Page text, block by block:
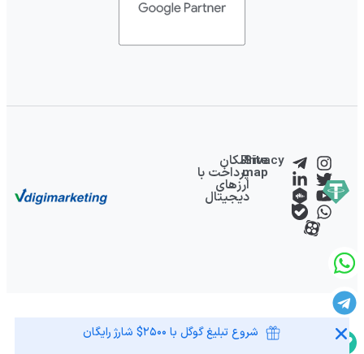
Privacy
.
Site
map
امکان
پرداخت با
ارزهای
دیجیتال
شروع تبلیغ گوگل با ۲۵۰۰$ شارژ رایگان